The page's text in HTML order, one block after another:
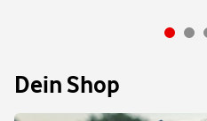
Dein Shop